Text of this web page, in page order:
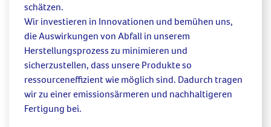
schätzen.
Wir investieren in Innovationen und bemühen uns,
die Auswirkungen von Abfall in unserem
Herstellungsprozess zu minimieren und
sicherzustellen, dass unsere Produkte so
ressourceneffizient wie möglich sind. Dadurch tragen
wirzu einer emissionsärmeren und nachhaltigeren
Fertigung bei.